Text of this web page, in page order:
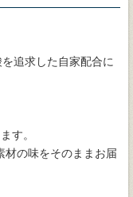
追求した自家配合に
す。
の味をそのままお届